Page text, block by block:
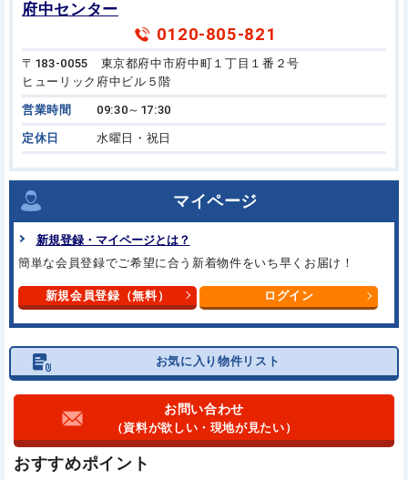
府中センター
0120-805-821
〒183-0055 東京都府中市府中町１丁目１番２号
ヒューリック府中ビル５階
営業時間 09:30～17:30
定休日 水曜日・祝日
マイページ
新規登録・マイページとは？
簡単な会員登録でご希望に合う新着物件をいち早くお届け！
新規会員登録（無料） ログイン
お気に入り物件リスト
お問い合わせ
（資料が欲しい・現地が見たい）
おすすめポイント